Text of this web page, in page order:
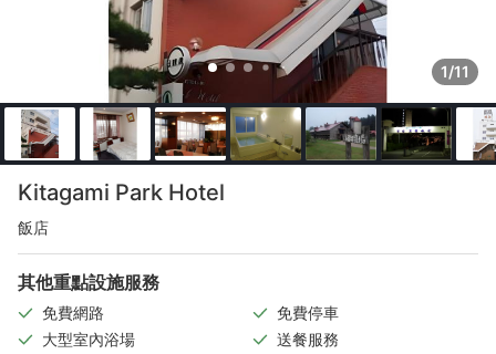
1/11
Kitagami Park Hotel
飯店
其他重點設施服務
免費網路
免費停車
大型室內浴場
送餐服務